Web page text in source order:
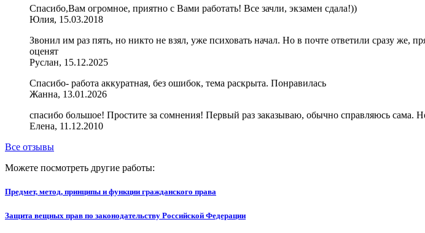
Спасибо,Вам огромное, приятно с Вами работать! Все зачли, экзамен сдала!))
Юлия, 15.03.2018
Звонил им раз пять, но никто не взял, уже психовать начал. Но в почте ответили сразу же,
оценят
Руслан, 15.12.2025
Спасибо- работа аккуратная, без ошибок, тема раскрыта. Понравилась
Жанна, 13.01.2026
спасибо большое! Простите за сомнения! Первый раз заказываю, обычно справляюсь сама.
Елена, 11.12.2010
Все отзывы
Можете посмотреть другие работы:
Предмет, метод, принципы и функции гражданского права
Защита вещных прав по законодательству Российской Федерации